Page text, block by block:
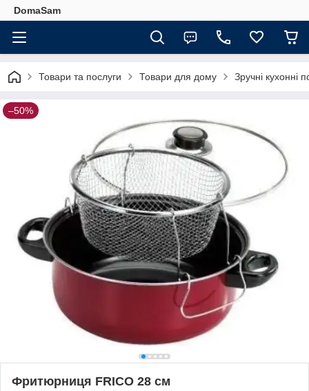
DomaSam
Товари та послуги Товари для дому Зручні кухонні
–50%
Фритюрниця FRICO 28 см